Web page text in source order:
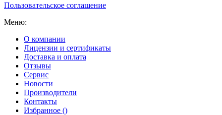
Пользовательское соглашение
Меню:
О компании
Лицензии и сертификаты
Доставка и оплата
Отзывы
Сервис
Новости
Производители
Контакты
Избранное ()